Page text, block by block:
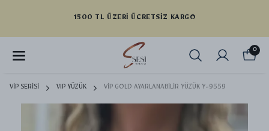
YENI SEZON ÜRÜNLER
0
VİP SERİSİ VIP YÜZÜK VİP GOLD AYARLANABİLİR YÜZÜK Y-9559